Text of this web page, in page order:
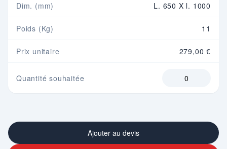
Dim. (mm) L. 650 X l. 1000
Poids (Kg) 11
Prix unitaire 279,00 €
Quantité souhaitée
Ajouter au devis